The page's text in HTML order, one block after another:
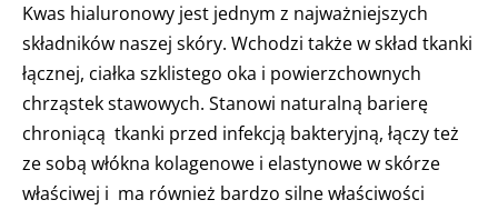
Kwas hialuronowy jest jednym z najważniejszych
składników naszej skóry. Wchodzi także w skład tkanki
łącznej, ciałka szklistego oka i powierzchownych
chrząstek stawowych. Stanowi naturalną barierę
chroniącą tkanki przed infekcją bakteryjną, łączy też
ze sobą włókna kolagenowe i elastynowe w skórze
właściwej i ma również bardzo silne właściwości